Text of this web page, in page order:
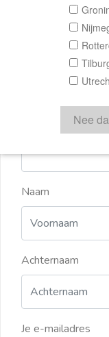
Door een bericht
aanbieder of
Naam
Achternaam
Je e-mailadres
Nee